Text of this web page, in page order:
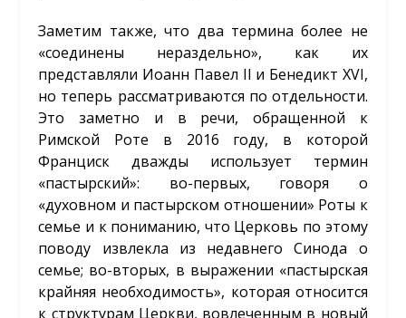
Заметим также, что два термина более не
«соединены нераздельно», как их
представляли Иоанн Павел II и Бенедикт XVI,
но теперь рассматриваются по отдельности.
Это заметно и в речи, обращенной к
Римской Роте в 2016 году, в которой
Франциск дважды использует термин
«пастырский»: во-первых, говоря о
«духовном и пастырском отношении» Роты к
семье и к пониманию, что Церковь по этому
поводу извлекла из недавнего Синода о
семье; во-вторых, в выражении «пастырская
крайняя необходимость», которая относится
к структурам Церкви, вовлеченным в новый